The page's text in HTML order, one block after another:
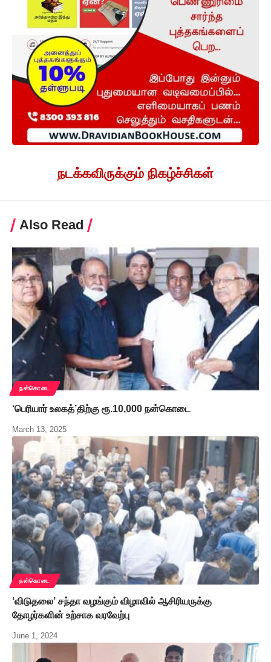
நடக்கவிருக்கும் நிகழ்ச்சிகள்
Also Read
நன்கொடை
‘பெரியார் உலகத்’திற்கு ரூ.10,000 நன்கொடை
March 13, 2025
நன்கொடை
‘விடுதலை’ சந்தா வழங்கும் விழாவில் ஆசிரியருக்கு
தோழர்களின் உற்சாக வரவேற்பு
June 1, 2024